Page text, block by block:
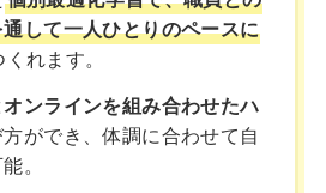
して一人ひとりのペースに
れます。
ンラインを組み合わせたハ
ができ、体調に合わせて自
。